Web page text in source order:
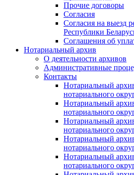
Прочие договоры
Согласия
Согласия на выезд
Республики
Соглашения об
Нотариальный архив
О деятельности архивов
Административные
Контакты
Нотариальный
нотариального
Нотариальный
нотариального
Нотариальный
нотариального
Нотариальный
нотариального
Нотариальный
нотариального